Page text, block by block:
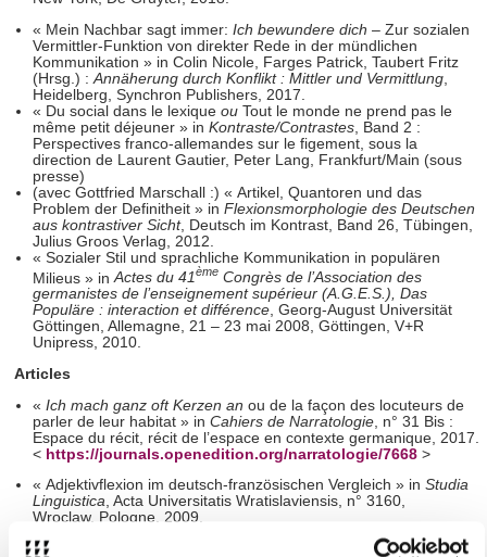
« Mein Nachbar sagt immer: Ich bewundere dich – Zur sozialen
Vermittler-Funktion von direkter Rede in der mündlichen
Kommunikation » in Colin Nicole, Farges Patrick, Taubert Fritz
(Hrsg.) : Annäherung durch Konflikt : Mittler und Vermittlung
Heidelberg, Synchron Publishers, 2017.
« Du social dans le lexique ou Tout le monde ne prend pas le
même petit déjeuner » in Kontraste/Contrastes , Band 2 :
Perspectives franco-allemandes sur le figement, sous la
direction de Laurent Gautier, Peter Lang, Frankfurt/Main (sous
presse)
(avec Gottfried Marschall :) « Artikel, Quantoren und das
Problem der Definitheit » in Flexionsmorphologie des Deutschen
aus kontrastiver Sicht, Deutsch im Kontrast, Band 26, Tübingen,
Julius Groos Verlag, 2012.
« Sozialer Stil und sprachliche Kommunikation in populären
Milieus » inActes du 41ème Congrès de l’Association des
germanistes de l’enseignement supérieur (A.G.E.S.), Das
Populäre : interaction et différence, Georg-August Universität
Göttingen, Allemagne, 21 – 23 mai 2008, Göttingen, V+R
Unipress, 2010.
Articles
« Ich mach ganz oft Kerzen an ou de la façon des locuteurs de
parler de leur habitat » in Cahiers de Narratologie , n° 31 Bis :
Espace du récit, récit de l’espace en contexte germanique, 2017.
< https://journals.openedition.org/narratologie/7668 >
« Adjektivflexion im deutsch-französischen Vergleich » in Studia
Linguistica, Acta Universitatis Wratislaviensis, n° 3160,
Wroclaw, Pologne, 2009.
« Une méthode compréhensive au service du linguiste »,
Dialogues interlinguistiques – Recueil des jeunes chercheurs du